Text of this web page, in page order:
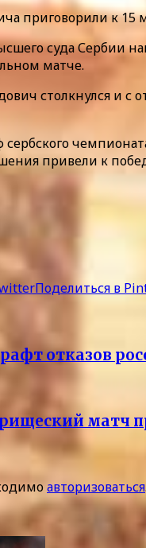
приговорили к
суда Сербии
матче.
столкнулся и с
привели к
Поделиться в
отказов
матч
авторизоваться.